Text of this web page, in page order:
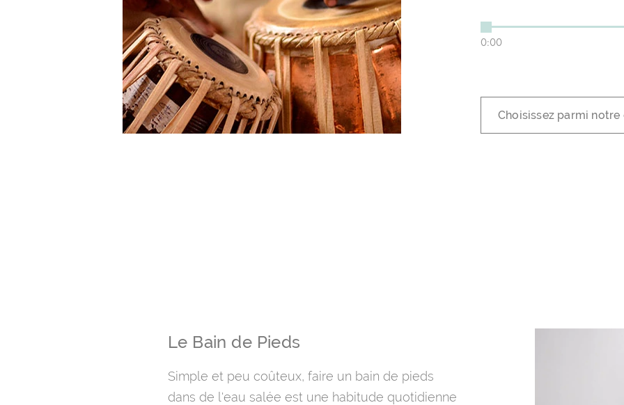
0:00
Choisissez parmi
Le Bain de Pieds
Simple et peu coûteux, faire un bain de pieds
dans de l'eau salée est une habitude quotidienne